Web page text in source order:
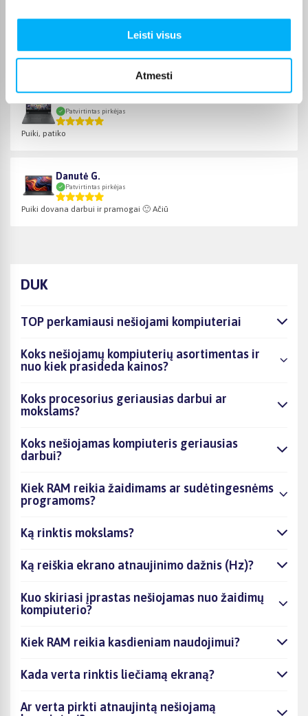
Leisti visus
Atmesti
ir ger ...
Patvirtintas pirkėjas
Puiki, patiko
Danutė G.
Patvirtintas pirkėjas
Puiki dovana darbui ir pramogai 🙂 Ačiū
DUK
TOP perkamiausi nešiojami kompiuteriai
Koks nešiojamų kompiuterių asortimentas ir
nuo kiek prasideda kainos?
Koks procesorius geriausias darbui ar
mokslams?
Koks nešiojamas kompiuteris geriausias
darbui?
Kiek RAM reikia žaidimams ar sudėtingesnėms
programoms?
Ką rinktis mokslams?
Ką reiškia ekrano atnaujinimo dažnis (Hz)?
Kuo skiriasi įprastas nešiojamas nuo žaidimų
kompiuterio?
Kiek RAM reikia kasdieniam naudojimui?
Kada verta rinktis liečiamą ekraną?
Ar verta pirkti atnaujintą nešiojamą